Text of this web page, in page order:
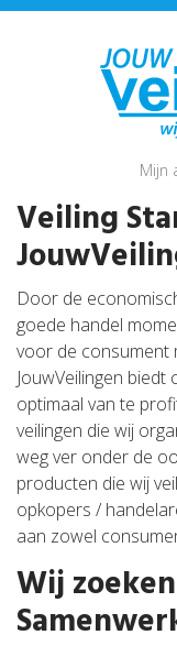
Mijn
Veiling
Door de
goede handel
voor de consument
JouwVeilingen
optimaal van te
veilingen die wij
weg ver onder de
producten die wij
opkopers /
aan zowel
Wij